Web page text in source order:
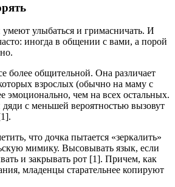
умеют улыбаться и гримасничать. И
иногда в общении с вами, а порой
более общительной. Она различает
взрослых (обычно на маму с
эмоционально, чем на всех остальных.
с меньшей вероятностью вызовут
что дочка пытается «зеркалить»
мимику. Высовывать язык, если
и закрывать рот [1]. Причем, как
младенцы старательнее копируют